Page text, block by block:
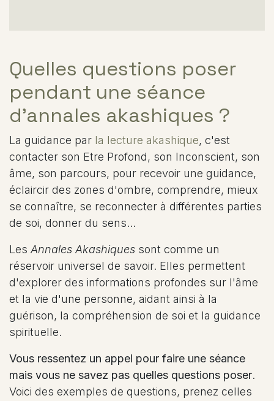
Quelles questions poser
pendant une séance
d'annales akashiques ?
La guidance par la lecture akashique, c'est
contacter son Etre Profond, son Inconscient, son
âme, son parcours, pour recevoir une guidance,
éclaircir des zones d'ombre, comprendre, mieux
se connaître, se reconnecter à différentes parties
de soi, donner du sens...
Les Annales Akashiques sont comme un
réservoir universel de savoir. Elles permettent
d'explorer des informations profondes sur l'âme
et la vie d'une personne, aidant ainsi à la
guérison, la compréhension de soi et la guidance
spirituelle.
Vous ressentez un appel pour faire une séance
mais vous ne savez pas quelles questions poser.
Voici des exemples de questions, prenez celles